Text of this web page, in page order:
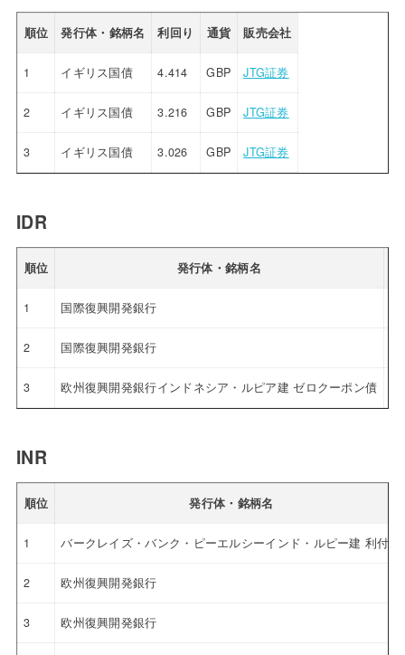
順位 発行体・銘柄名 利回り 通貨 販売会社
1 イギリス国債 4.414 GBP JTG証券
2 イギリス国債 3.216 GBP JTG証券
3 イギリス国債 3.026 GBP JTG証券
IDR
順位 発行体・銘柄名
1 国際復興開発銀行
2 国際復興開発銀行
3 欧州復興開発銀行インドネシア・ルピア建 ゼロクーポン債
INR
順位 発行体・銘柄名
1 バークレイズ・バンク・ピーエルシーインド・ルピー建 利付債
2 欧州復興開発銀行
3 欧州復興開発銀行